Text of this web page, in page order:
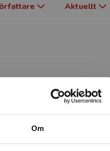
Om
Aktuellt
är verksam vi Centrum
bl.a. om skapande av
liksom om